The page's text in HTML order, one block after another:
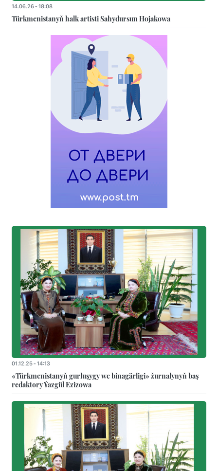
14.06.26 - 18:08
Türkmenistanyň halk artisti Sahydursun Hojakowa
01.12.25 - 14:13
«Türkmenistanyň gurluşygy we binagärligi» žurnalynyň baş
redaktory Ýazgül Ezizowa